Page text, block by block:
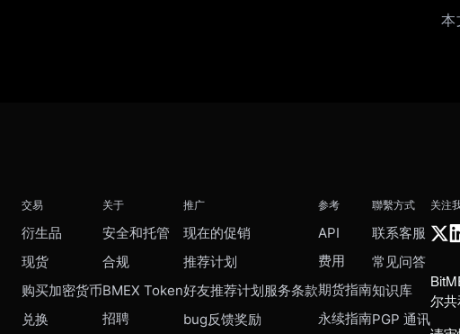
本
交易
衍生品
现货
购买加密货币
兑换
关于
安全和托管
合规
BMEX Token
招聘
推广
现在的促销
推荐计划
好友推荐计划服务条款
bug反馈奖励
参考
API
费用
期货指南
永续指南
聯繫方式
联系客服
常见问答
知识库
PGP 通讯
关注
尔